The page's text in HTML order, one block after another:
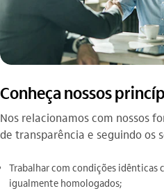
Conheça nossos
Nos relacionamos com nossos
de transparência e seguindo os
Trabalhar com condições idênticas
igualmente homologados;